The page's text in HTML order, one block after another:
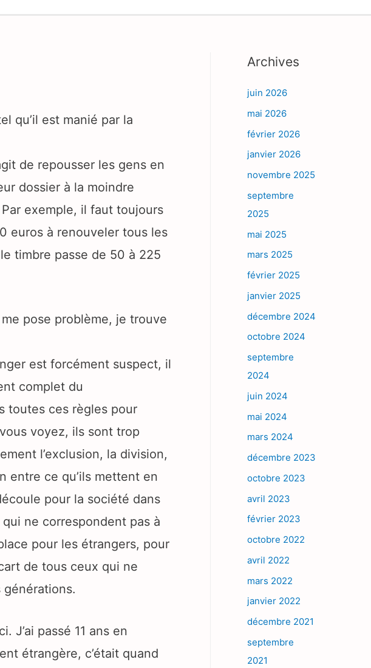
qu’il est manié par la
de repousser les gens en
dossier à la moindre
exemple, il faut toujours
euros à renouveler tous les
timbre passe de 50 à 225
pose problème, je trouve
est forcément suspect, il
complet du
toutes ces règles pour
voyez, ils sont trop
l’exclusion, la division,
entre ce qu’ils mettent en
pour la société dans
ne correspondent pas à
pour les étrangers, pour
de tous ceux qui ne
générations.
J’ai passé 11 ans en
étrangère, c’était quand
Archives
juin 2026
mai 2026
février 2026
janvier 2026
novembre 2025
septembre
2025
mai 2025
mars 2025
février 2025
janvier 2025
décembre 2024
octobre 2024
septembre
2024
juin 2024
mai 2024
mars 2024
décembre 2023
octobre 2023
avril 2023
février 2023
octobre 2022
avril 2022
mars 2022
janvier 2022
décembre 2021
septembre
2021